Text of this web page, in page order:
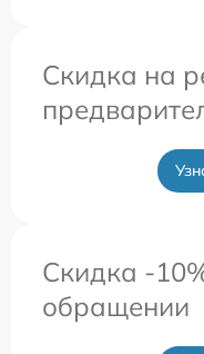
Скидка на
Скидка -
обращении